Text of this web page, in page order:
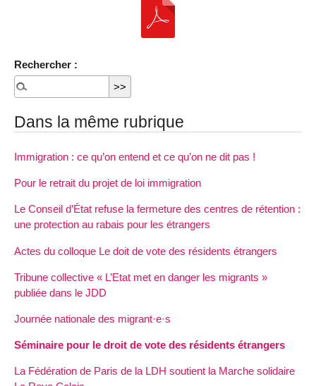
Rechercher :
Dans la même rubrique
Immigration : ce qu’on entend et ce qu’on ne dit pas !
Pour le retrait du projet de loi immigration
Le Conseil d’État refuse la fermeture des centres de rétention :
une protection au rabais pour les étrangers
Actes du colloque Le doit de vote des résidents étrangers
Tribune collective « L’Etat met en danger les migrants »
publiée dans le JDD
Journée nationale des migrant·e·s
Séminaire pour le droit de vote des résidents étrangers
La Fédération de Paris de la LDH soutient la Marche solidaire